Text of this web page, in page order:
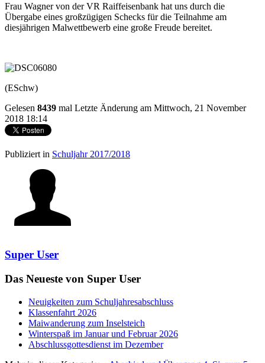
Frau Wagner von der VR Raiffeisenbank hat uns durch die
Übergabe eines großzügigen Schecks für die Teilnahme am
diesjährigen Malwettbewerb eine große Freude bereitet.
(ESchw)
Gelesen 8439 mal Letzte Änderung am Mittwoch, 21 November
2018 18:14
Publiziert in Schuljahr 2017/2018
Super User
Das Neueste von Super User
Neuigkeiten zum Schuljahresabschluss
Klassenfahrt 2026
Maiwanderung zum Inselsteich
Winterspaß im Januar und Februar 2026
Abschlussgottesdienst im Dezember